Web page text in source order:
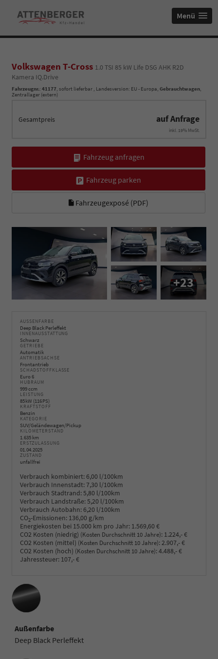
Menü
Volkswagen T-Cross 1.0 TSI 85 kW Life DSG AHK R2D
Kamera IQ.Drive
Fahrzeugnr.: 41177, sofort lieferbar , Landesversion: EU - Europa, Gebrauchtwagen,
Zentrallager (extern)
Gesamtpreis auf Anfrage
inkl. 19% MwSt.
Fahrzeug anfragen
Fahrzeug parken
Fahrzeugexposé (PDF)
+23
AUSSENFARBE
Deep Black Perleffekt
INNENAUSSTATTUNG
Schwarz
GETRIEBE
Automatik
ANTRIEBSACHSE
Frontantrieb
SCHADSTOFFKLASSE
Euro 6
HUBRAUM
999 ccm
LEISTUNG
85 kW (116 PS)
KRAFTSTOFF
Benzin
KATEGORIE
SUV/Geländewagen/Pickup
KILOMETERSTAND
1.635 km
ERSTZULASSUNG
01.04.2025
ZUSTAND
unfallfrei
Verbrauch kombiniert: 6,00 l/100km
Verbrauch Innenstadt:7,30 l/100km
Verbrauch Stadtrand:5,80 l/100km
Verbrauch Landstraße:5,20 l/100km
Verbrauch Autobahn: 6,20 l/100km
CO2-Emissionen: 136,00 g/km
Energiekosten bei 15.000 km pro Jahr: 1.569,60 €
CO2 Kosten (niedrig) (Kosten Durchschnitt 10 Jahre): 1.224,- €
CO2 Kosten (mittel) (Kosten Durchschnitt 10 Jahre):2.907,- €
CO2 Kosten (hoch) (Kosten Durchschnitt 10 Jahre):4.488,- €
Jahressteuer: 107,- €
Außenfarbe
Deep Black Perleffekt